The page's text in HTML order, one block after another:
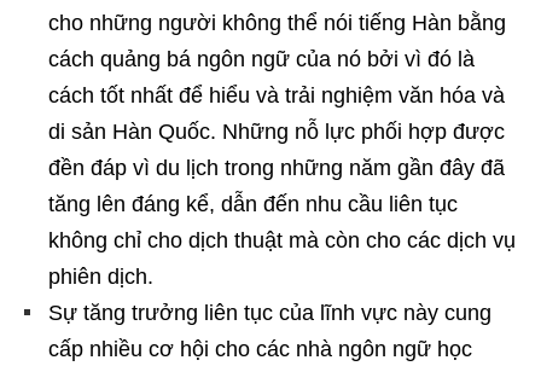
cho những người không thể nói tiếng Hàn bằng
cách quảng bá ngôn ngữ của nó bởi vì đó là
cách tốt nhất để hiểu và trải nghiệm văn hóa và
di sản Hàn Quốc. Những nỗ lực phối hợp được
đền đáp vì du lịch trong những năm gần đây đã
tăng lên đáng kể, dẫn đến nhu cầu liên tục
không chỉ cho dịch thuật mà còn cho các dịch vụ
phiên dịch.
Sự tăng trưởng liên tục của lĩnh vực này cung
cấp nhiều cơ hội cho các nhà ngôn ngữ học